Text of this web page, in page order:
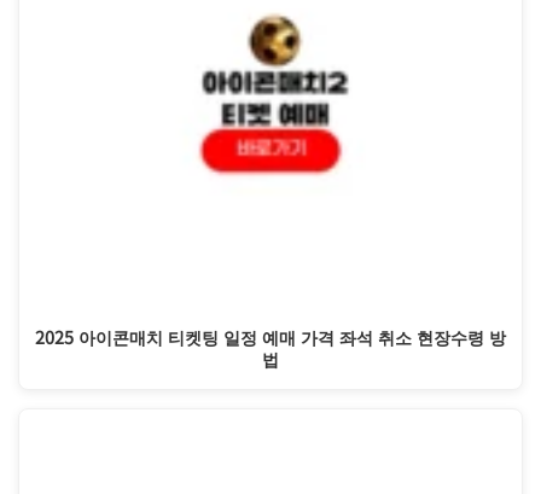
2025 아이콘매치 티켓팅 일정 예매 가격 좌석 취소 현장수령 방
법